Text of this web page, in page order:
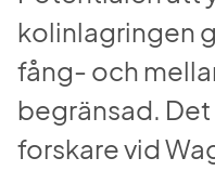
kolinlagringen
fång- och
begränsad.
forskare vid